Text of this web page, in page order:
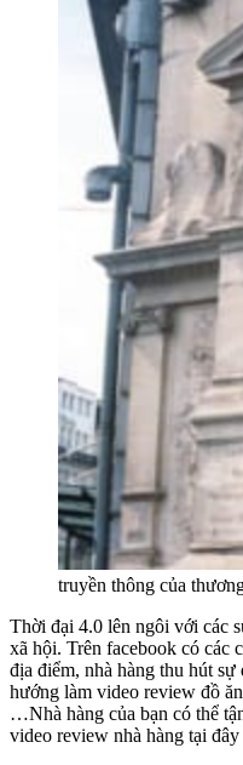
truyền thông của
Thời đại 4.0 lên ngôi với các
xã hội. Trên facebook có các
địa điểm, nhà hàng thu hút
hướng làm video review đồ
…Nhà hàng của bạn có thể
video review nhà hàng tại